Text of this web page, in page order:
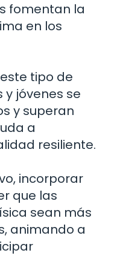
fomentan la
en los
tipo de
y jóvenes se
y superan
a
resiliente.
incorporar
que las
sean más
animando a